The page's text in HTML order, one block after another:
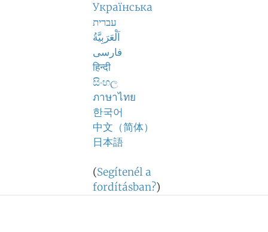
Українська
עברית
اَلْعَرَبِيَّةُ
فارسی
हिन्दी
සිංහල
ภาษาไทย
한국어
中文（简体）
日本語
(Segítenél a
fordításban?)